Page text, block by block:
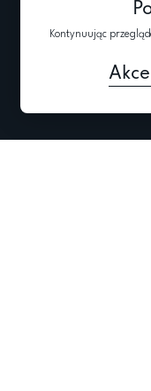
Kontynuując